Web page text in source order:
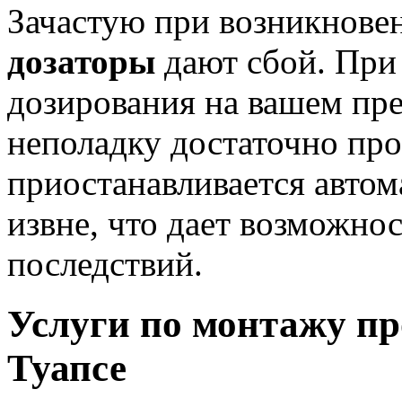
Зачастую при
дозаторы дают сбой. При
дозирования на вашем
неполадку достаточно
приостанавливается
извне, что дает
последствий.
Услуги по монтажу
Туапсе